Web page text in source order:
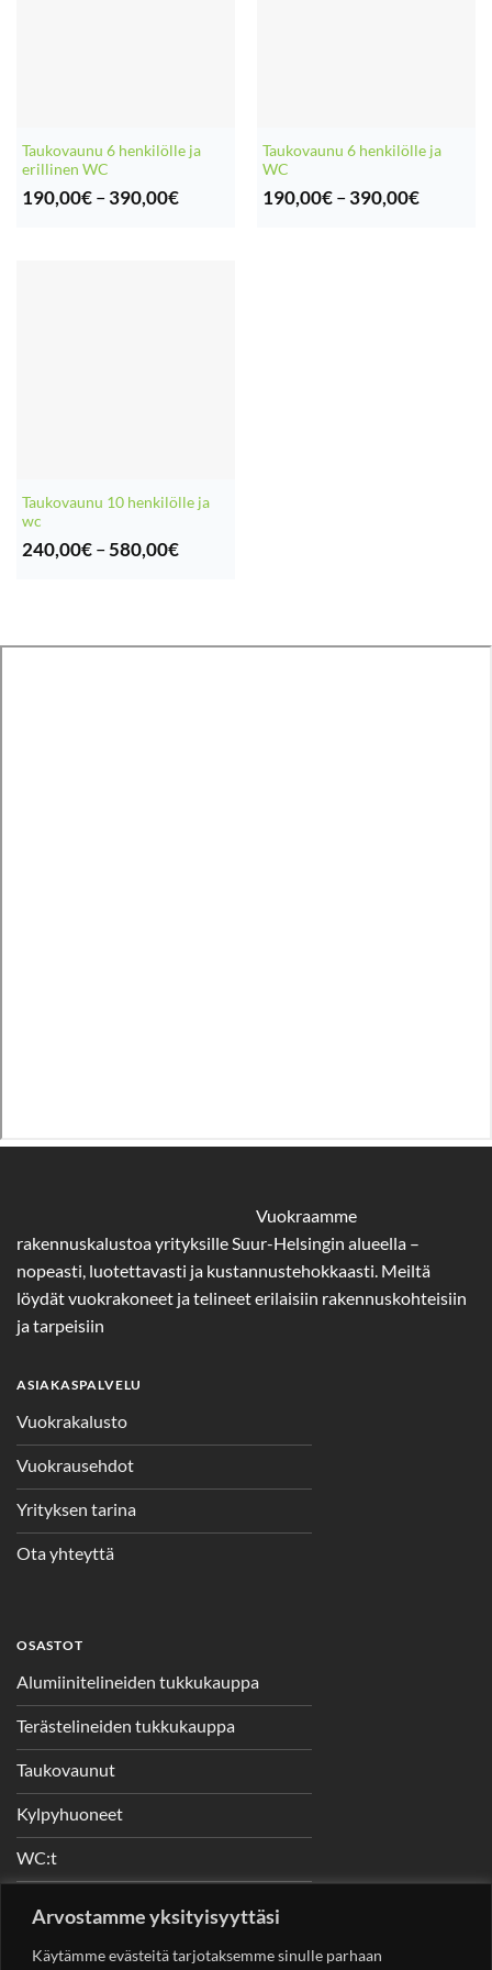
Arvostamme yksityisyyttäsi
Käytämme evästeitä tarjotaksemme sinulle parhaan
Taukovaunu 6 henkilölle ja
erillinen WC
190,00€ – 390,00€Hintaluokka:
Taukovaunu 6 henkilölle ja
WC
190,00€ – 390,00€
Taukovaunu 10 henkilölle ja
wc
240,00€ –580,00€Hintaluokka:
Vuokraamme
rakennuskalustoa yrityksille Suur-Helsingin alueella –
nopeasti, luotettavasti ja kustannustehokkaasti. Meiltä
löydät vuokrakoneet ja telineet erilaisiin rakennuskohteisiin
ja tarpeisiin
ASIAKASPALVELU
Vuokrakalusto
Vuokrausehdot
Yrityksen tarina
Ota yhteyttä
OSASTOT
Alumiinitelineiden tukkukauppa
Terästelineiden tukkukauppa
Taukovaunut
Kylpyhuoneet
WC:t
Nostimet